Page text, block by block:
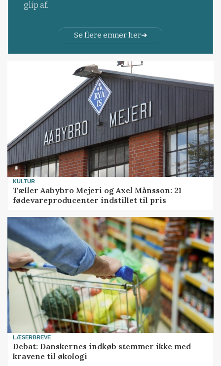
glip af.
Se flere emner her
KULTUR
Tæller Aabybro Mejeri og Axel Månsson: 21
fødevareproducenter indstillet til pris
LÆSERBREVE
Debat: Danskernes indkøb stemmer ikke med
kravene til økologi